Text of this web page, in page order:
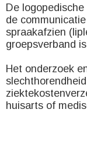
De
de
spraakafzien
groepsverband
Het onderzoek
huisarts of